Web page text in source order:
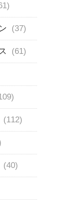
(37)
(61)
(112)
(40)